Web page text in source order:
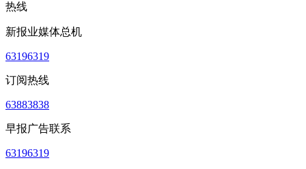
热线
新报业媒体总机
63196319
订阅热线
63883838
早报广告联系
63196319